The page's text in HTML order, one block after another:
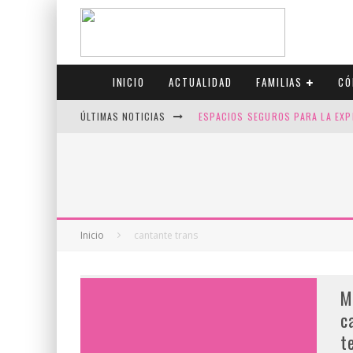
INICIO ACTUALIDAD FAMILIAS
ÚLTIMAS NOTICIAS ESPACIOS SEGUROS PARA LA
CANADÁ CELEBRA EL ORGULLO
Inicio cantante trans